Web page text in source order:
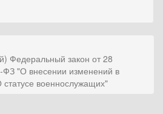
Федеральный закон от 28
"О внесении изменений в
военнослужащих"